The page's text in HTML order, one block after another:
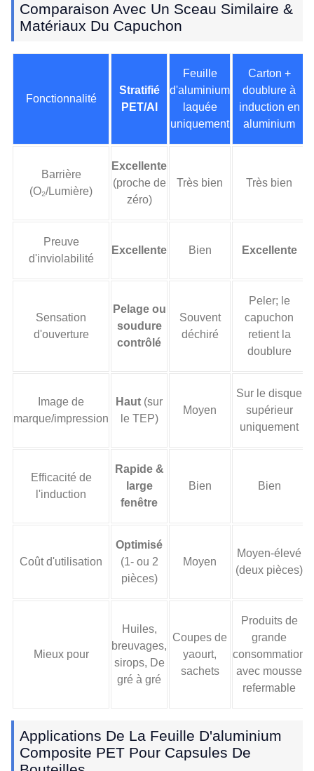
Comparaison Avec Un Sceau Similaire &
Matériaux Du Capuchon
Fonctionnalité
Stratifié
PET/Al
Feuille
d'aluminium
laquée
uniquement
Carton +
doublure à
induction en
aluminium
Barrière
(O₂/Lumière)
Excellente
(proche de
zéro)
Très bien Très bien
Preuve
d'inviolabilité
Excellente Bien Excellente
Sensation
d'ouverture
Pelage ou
soudure
contrôlé
Souvent
déchiré
Peler; le
capuchon
retient la
doublure
Image de
marque/impression
Haut (sur
le TEP)
Moyen
Sur le disque
supérieur
uniquement
Efficacité de
l'induction
Rapide &
large
fenêtre
Bien Bien
Coût d'utilisation
Optimisé
(1- ou 2
pièces)
Moyen
Moyen-élevé
(deux pièces)
Mieux pour
Huiles,
breuvages,
sirops, De
gré à gré
Coupes de
yaourt,
sachets
Produits de
grande
consommation
avec mousse
refermable
Applications De La Feuille D'aluminium
Composite PET Pour Capsules De